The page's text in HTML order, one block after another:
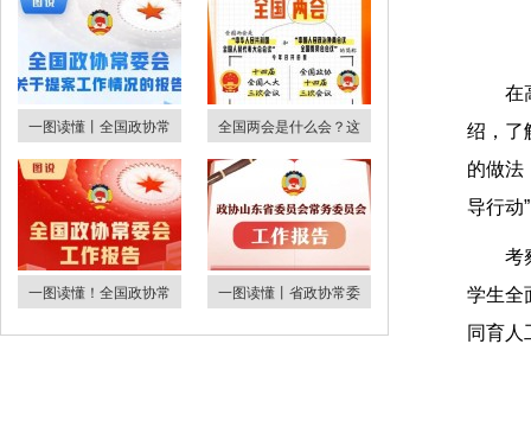
一图读懂丨全国政协常 全国两会是什么会？这
一图读懂！全国政协常 一图读懂丨省政协常委
在
绍，了
的做法
导行动
考
学生全
同育人